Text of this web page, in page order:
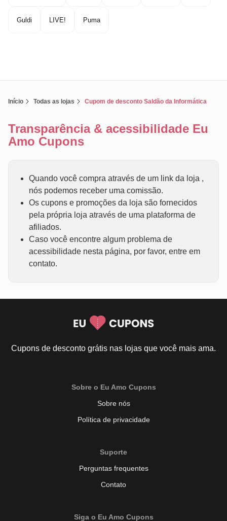
Guldi LIVE! Puma
Início Todas as lojas Cupom de desconto Saldão da Informática
Transparência & acessibilidade Eu
Amo Cupons
Quando você compra através de um link da loja ,
nós podemos receber uma comissão.
Os cupons e promoções da loja são fornecidos
pela própria loja através de uma plataforma de
afiliados.
Caso você encontre algum problema de
acessibilidade nesta página, por favor, entre em
contato.
Cupons de desconto grátis nas lojas que você mais ama.
Sobre o Eu Amo Cupons
Sobre nós
Política de privacidade
Suporte
Perguntas frequentes
Contato
Siga o Eu Amo Cupons